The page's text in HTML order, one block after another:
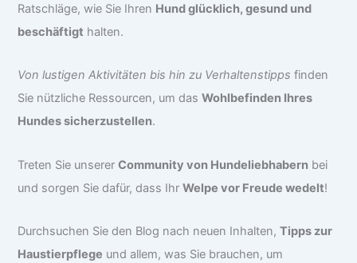
Ratschläge, wie Sie Ihren Hund glücklich, gesund und
beschäftigt halten.
Von lustigen Aktivitäten bis hin zu Verhaltenstipps finden
Sie nützliche Ressourcen, um dasWohlbefinden Ihres
Hundes sicherzustellen.
Treten Sie unsererCommunity von Hundeliebhabern bei
und sorgen Sie dafür, dass IhrWelpe vor Freude wedelt!
Durchsuchen Sie den Blog nach neuen Inhalten,Tipps zur
Haustierpflege und allem, was Sie brauchen, um